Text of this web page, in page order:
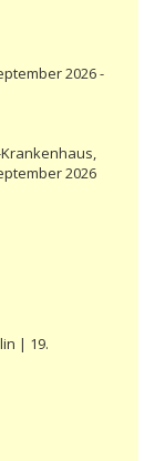
2026 -
2026
| 19.